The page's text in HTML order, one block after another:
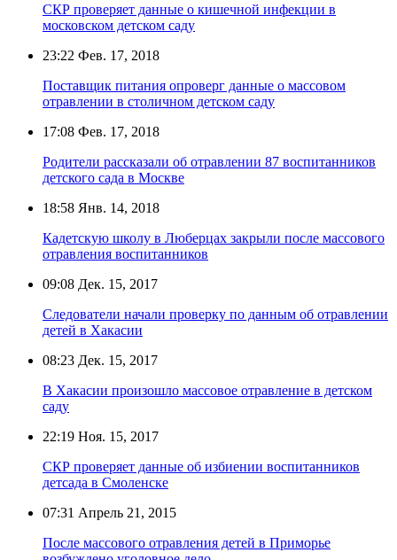
СКР проверяет данные о кишечной инфекции в
московском детском саду
23:22 Фев. 17, 2018
Поставщик питания опроверг данные о массовом
отравлении в столичном детском саду
17:08 Фев. 17, 2018
Родители рассказали об отравлении 87 воспитанников
детского сада в Москве
18:58 Янв. 14, 2018
Кадетскую школу в Люберцах закрыли после массового
отравления воспитанников
09:08 Дек. 15, 2017
Следователи начали проверку по данным об отравлении
детей в Хакасии
08:23 Дек. 15, 2017
В Хакасии произошло массовое отравление в детском
саду
22:19 Ноя. 15, 2017
СКР проверяет данные об избиении воспитанников
детсада в Смоленске
07:31 Апрель 21, 2015
После массового отравления детей в Приморье